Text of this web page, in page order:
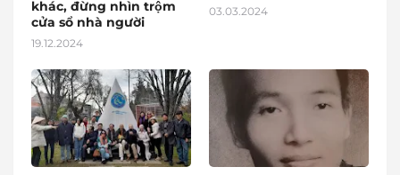
khác, đừng nhìn trộm
cửa sổ nhà người
19.12.2024
03.03.2024